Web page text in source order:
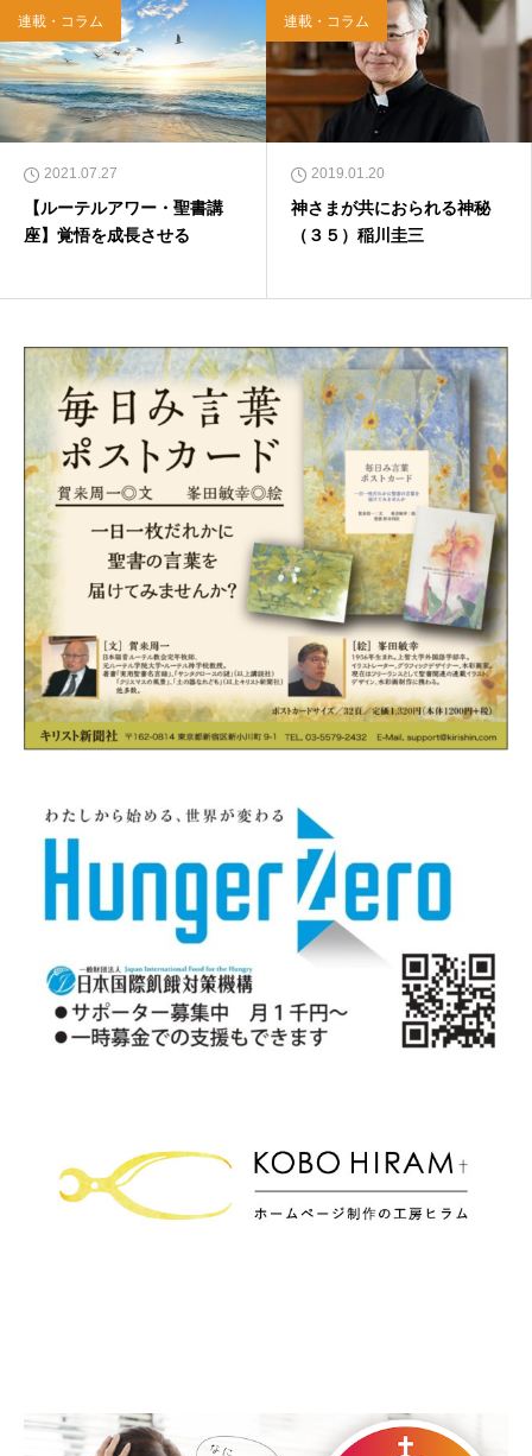
連載・コラム
2021.07.27
【ルーテルアワー・聖書講
座】覚悟を成長させる
連載・コラム
2019.01.20
神さまが共におられる神秘
（３５）稲川圭三